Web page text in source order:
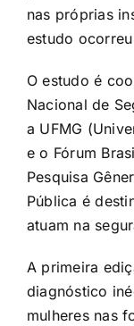
nas próprias
estudo
O estudo é
Nacional de
a UFMG
e o Fórum
Pesquisa
Pública é
atuam na
A primeira
diagnóstico
mulheres nas